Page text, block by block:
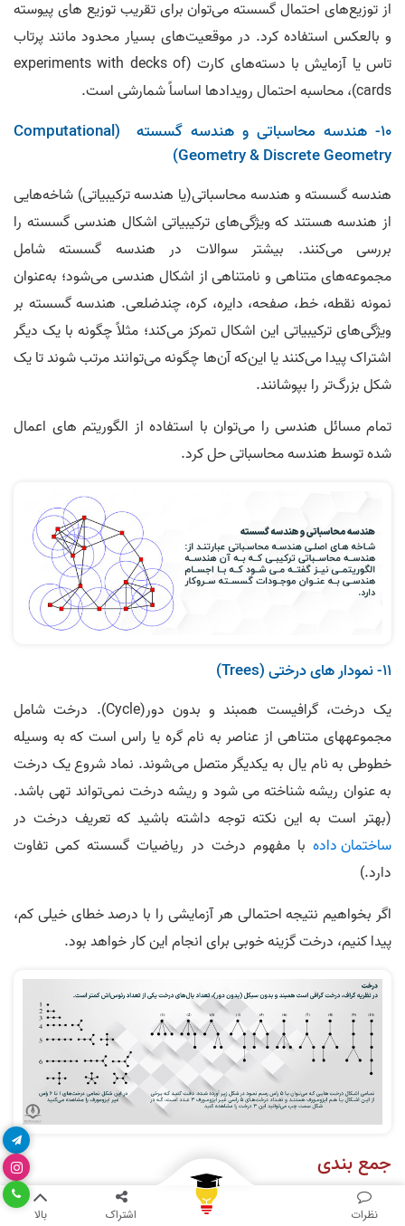
نظرات اشتراک بالا
از توزیع‌های احتمال گسسته می‌توان برای تقریب توزیع های پیوسته
و بالعکس استفاده کرد. در موقعیت‌های بسیار محدود مانند پرتاب
تاس یا آزمایش با دسته‌های کارت (experiments with decks of
cards)، محاسبه احتمال رویدادها اساساً شمارشی است.
10- هندسه محاسباتی و هندسه گسسته (Computational
Geometry & Discrete Geometry)
هندسه گسسته و هندسه محاسباتی(یا هندسه ترکیبیاتی) شاخه‌هایی
از هندسه هستند که ویژگی‌های ترکیبیاتی اشکال هندسی گسسته را
بررسی می‌کنند. بیشتر سوالات در هندسه گسسته شامل
مجموعه‌های متناهی و نامتناهی از اشکال هندسی می‌شود؛ به‌عنوان
نمونه نقطه، خط، صفحه، دایره، کره، چندضلعی. هندسه گسسته بر
ویژگی‌های ترکیبیاتی این اشکال تمرکز می‌کند؛ مثلاً چگونه با یک دیگر
اشتراک پیدا می‌کنند یا این‌که آن‌ها چگونه می‌توانند مرتب شوند تا یک
شکل بزرگ‌تر را بپوشانند.
تمام مسائل هندسی را می‌توان با استفاده از الگوریتم های اعمال
شده توسط هندسه محاسباتی حل کرد.
11- نمودار های درختی (Trees)
یک درخت، گرافیست همبند و بدون دور(Cycle). درخت شامل
مجموعه­های متناهی از عناصر به نام گره یا راس است که به وسیله
خطوطی به نام یال به یکدیگر متصل می‌شوند. نماد شروع یک درخت
به عنوان ریشه شناخته می شود و ریشه درخت نمی‌تواند تهی باشد.
(بهتر است به این نکته توجه داشته باشید که تعریف درخت در
ساختمان داده با مفهوم درخت در ریاضیات گسسته کمی تفاوت
دارد.)
اگر بخواهیم نتیجه احتمالی هر آزمایشی را با درصد خطای خیلی کم،
پیدا کنیم، درخت گزینه خوبی برای انجام این کار خواهد بود.
جمع بندی
ریاضیات گسسته کاربردهای فراوانی در علوم و فناوری‌های مختلف